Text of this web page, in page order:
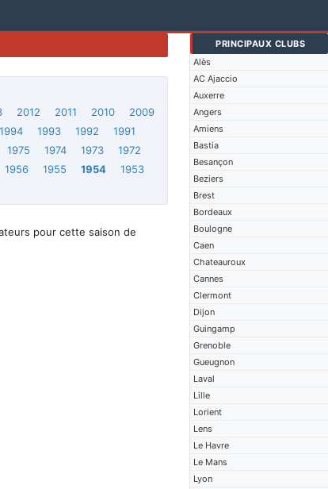
PRINCIPAUX CLUBS
Alès
AC Ajaccio
Auxerre
Angers
Amiens
Bastia
Besançon
Beziers
Brest
Bordeaux
Boulogne
Caen
Chateauroux
Cannes
Clermont
Dijon
Guingamp
Grenoble
Gueugnon
Laval
Lille
Lorient
Lens
Le Havre
Le Mans
Lyon
2012 2011 2010
2009
1994 1993 1992
1991
1975 1974 1973
1972
1956 1955 1954
1953
pour cette saison de